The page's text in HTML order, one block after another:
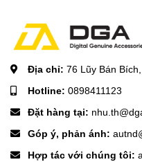
Địa chỉ: 76 Lũy Bán
Hotline: 0898411123
Đặt hàng tại:
Góp ý, phản ánh:
Hợp tác với chúng tôi: